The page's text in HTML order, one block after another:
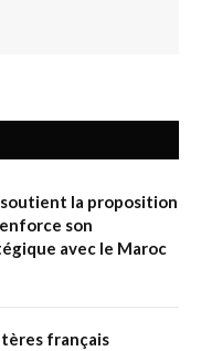
soutient la proposition
son
avec le Maroc
français